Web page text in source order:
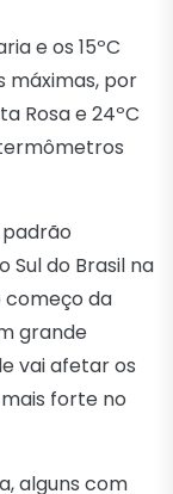
e os 15ºC
máximas, por
Rosa e 24ºC
do Brasil na
começo da
grande
vai afetar os
forte no
alguns com